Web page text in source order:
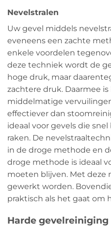
Nevelstralen
Uw gevel middels
eveneens een zachte
enkele voordelen
deze techniek wordt de
hoge druk, maar
zachtere druk. Daarmee
middelmatige
effectiever dan
ideaal voor gevels die
raken. De
in de droge methode en
droge methode is ideaal
moeten blijven. Met deze
gewerkt worden.
praktisch als het gaat om
Harde gevelreiniging